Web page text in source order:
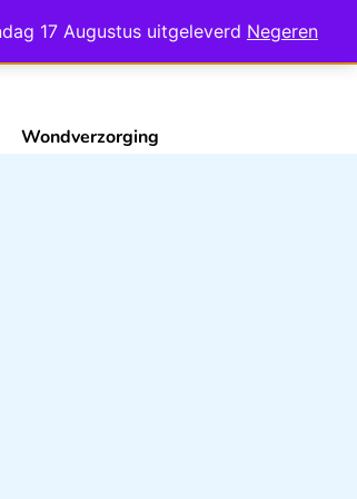
17 Augustus uitgeleverd Negeren
Wondverzorging